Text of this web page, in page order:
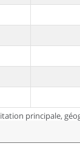
principale,